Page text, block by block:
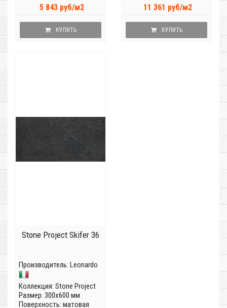
5 843 руб/м2
КУПИТЬ
11 361 руб/м2
КУПИТЬ
Stone Project Skifer 36
Производитель: Leonardo
Коллекция: Stone Project
Размер: 300x600 мм
Поверхность: матовая